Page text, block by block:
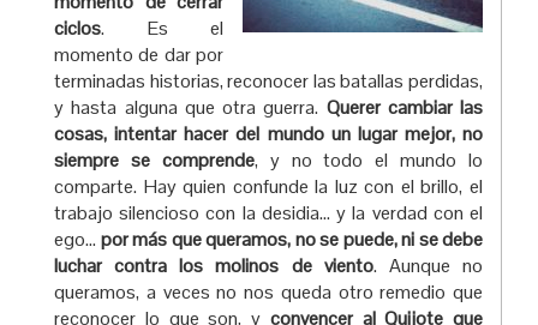
ciclos. Es el
momento de dar por
terminadas historias, reconocer las batallas perdidas,
y hasta alguna que otra guerra. Querer cambiar las
cosas, intentar hacer del mundo un lugar mejor, no
siempre se comprende, y no todo el mundo lo
comparte. Hay quien confunde la luz con el brillo, el
trabajo silencioso con la desidia… y la verdad con el
ego… por más que queramos, no se puede, ni se debe
luchar contra los molinos de viento. Aunque no
queramos, a veces no nos queda otro remedio que
reconocer lo que son, y convencer al Quijote que